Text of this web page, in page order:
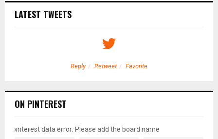
LATEST TWEETS
Reply Retweet Favorite
ON PINTEREST
pinterest data error: Please add the board name